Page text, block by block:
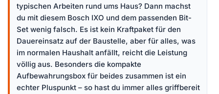
typischen Arbeiten rund ums Haus? Dann machst
du mit diesem Bosch IXO und dem passenden Bit-
Set wenig falsch. Es ist kein Kraftpaket für den
Dauereinsatz auf der Baustelle, aber für alles, was
im normalen Haushalt anfällt, reicht die Leistung
völlig aus. Besonders die kompakte
Aufbewahrungsbox für beides zusammen ist ein
echter Pluspunkt – so hast du immer alles griffbereit